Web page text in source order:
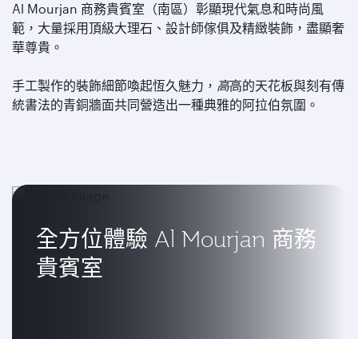
Al Mourjan 商務貴賓室（南區）彰顯現代氣息和時尚風
範，大量採用頂級大理石、設計師傢俱及精緻裝飾，盡顯奢
華尊貴。
手工製作的裝飾細節喚起恆久魅力， 高高的天花板與刻有傳
統書法的青銅牆面共同營造出一種典雅的阿拉伯氛圍。
全方位體驗 Al Mourjan 商務
貴賓室